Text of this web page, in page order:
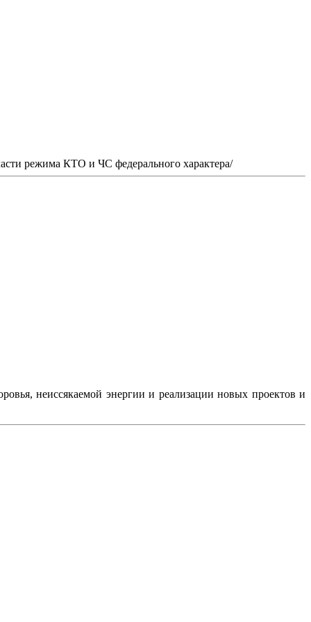
режима КТО и ЧС федерального характера/
неиссякаемой энергии и реализации новых проектов и